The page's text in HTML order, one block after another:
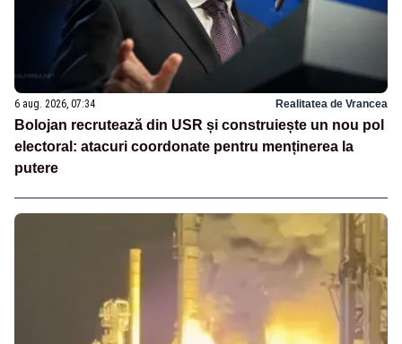
6 aug. 2026, 07:34 Realitatea de Vrancea
Bolojan recrutează din USR și construiește un nou pol
electoral: atacuri coordonate pentru menținerea la
putere